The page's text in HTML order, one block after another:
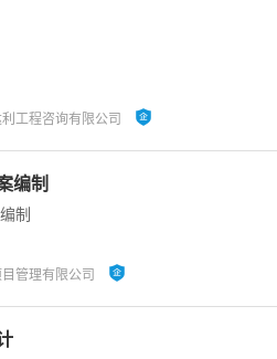
工程咨询有限公司
编制
制
管理有限公司